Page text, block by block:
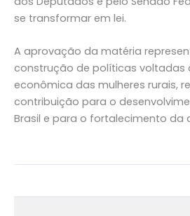
se transformar em lei.
A aprovação da matéria
construção de políticas voltadas
econômica das mulheres rurais,
contribuição para o
Brasil e para o fortalecimento da